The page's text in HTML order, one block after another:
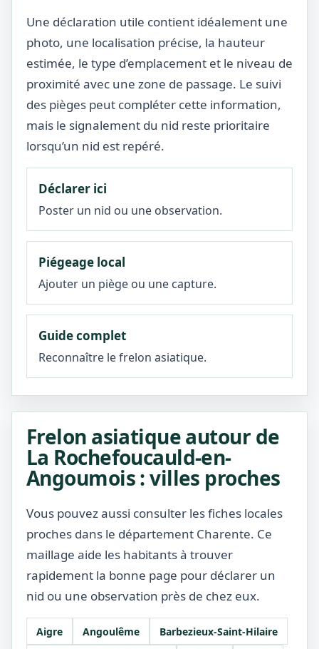
Une déclaration utile contient idéalement une
photo, une localisation précise, la hauteur
estimée, le type d’emplacement et le niveau de
proximité avec une zone de passage. Le suivi
des pièges peut compléter cette information,
mais le signalement du nid reste prioritaire
lorsqu’un nid est repéré.
Déclarer ici
Poster un nid ou une observation.
Piégeage local
Ajouter un piège ou une capture.
Guide complet
Reconnaître le frelon asiatique.
Frelon asiatique autour de
La Rochefoucauld-en-
Angoumois : villes proches
Vous pouvez aussi consulter les fiches locales
proches dans le département Charente. Ce
maillage aide les habitants à trouver
rapidement la bonne page pour déclarer un
nid ou une observation près de chez eux.
Aigre Angoulême
Barbezieux-Saint-Hilaire